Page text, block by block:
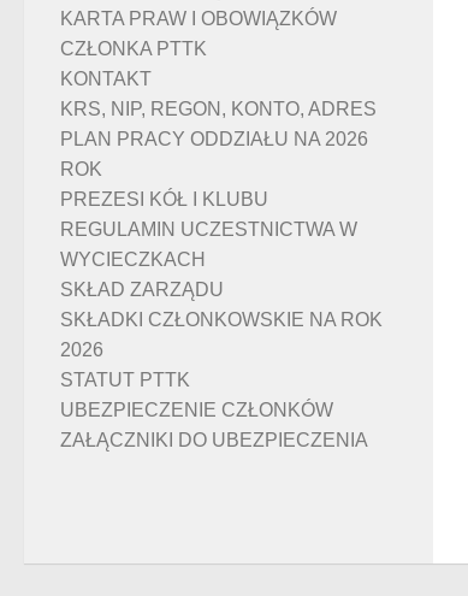
KARTA PRAW I OBOWIĄZKÓW
CZŁONKA PTTK
KONTAKT
KRS, NIP, REGON, KONTO, ADRES
PLAN PRACY ODDZIAŁU NA 2026
ROK
PREZESI KÓŁ I KLUBU
REGULAMIN UCZESTNICTWA W
WYCIECZKACH
SKŁAD ZARZĄDU
SKŁADKI CZŁONKOWSKIE NA ROK
2026
STATUT PTTK
UBEZPIECZENIE CZŁONKÓW
ZAŁĄCZNIKI DO UBEZPIECZENIA